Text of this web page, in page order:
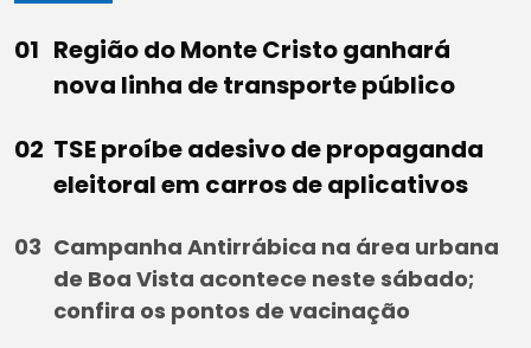
Região do Monte Cristo ganhará
nova linha de transporte público
TSE proíbe adesivo de propaganda
eleitoral em carros de aplicativos
Campanha Antirrábica na área urbana
de Boa Vista acontece neste sábado;
confira os pontos de vacinação